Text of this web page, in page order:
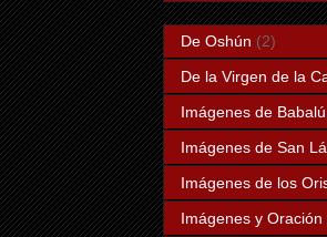
De Oshún (2)
De la Virgen de la
Imágenes de
Imágenes de San
Imágenes de los
Imágenes y